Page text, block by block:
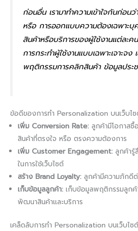
ก่อนอื่น เรามาทำความเข้าใจกันก่อ
หรือ การออกแบบความต้องเฉพาะบุ
สินค้าหรือบริการของผู้ใช้งานแต่ละค
การกระทำผู้ใช้งานแบบเฉพาะเจาะจง
พฤติกรรมการคลิกสินค้า ข้อมูลประ
ข้อดีของการทำ Personalization บนเว็บไ
เพิ่ม Conversion Rate: ลูกค้ามีโอกาสซื้
สินค้าที่ตรงใจ หรือ ตรงความต้องการ
เพิ่ม Customer Engagement: ลูกค้ารู้
ในการใช้เว็บไซต์
สร้าง Brand Loyalty: ลูกค้ามีความภักดี
เก็บข้อมูลลูกค้า: เก็บข้อมูลพฤติกรรมลูกค้
พัฒนาสินค้าและบริการ
เคล็ดลับการทำ Personalization บนเว็บไซต์